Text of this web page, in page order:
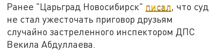
Ранее "Царьград Новосибирск" писал, что суд
не стал ужесточать приговор друзьям
случайно застреленного инспектором ДПС
Векила Абдуллаева.